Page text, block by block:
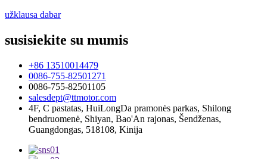
užklausa dabar
susisiekite su mumis
+86 13510014479
0086-755-82501271
0086-755-82501105
salesdept@ttmotor.com
4F, C pastatas, HuiLongDa pramonės parkas, Shilong
bendruomenė, Shiyan, Bao'An rajonas, Šendženas,
Guangdongas, 518108, Kinija